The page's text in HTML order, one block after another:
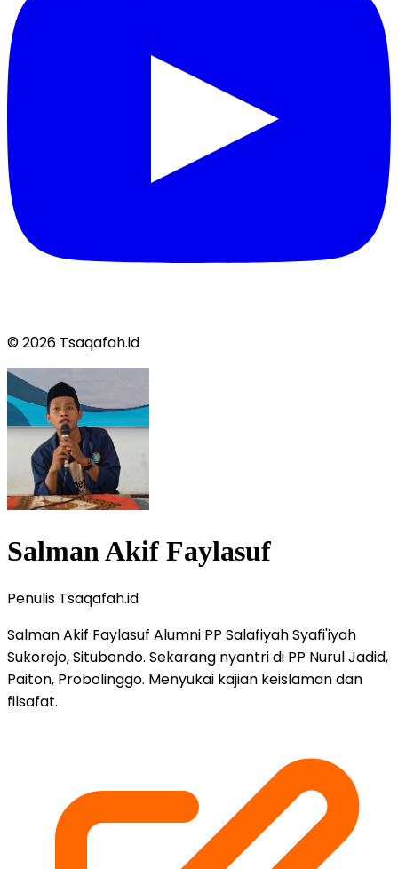
© 2026 Tsaqafah.id
Salman Akif Faylasuf
Penulis Tsaqafah.id
Salman Akif Faylasuf Alumni PP Salafiyah Syafi'iyah
Sukorejo, Situbondo. Sekarang nyantri di PP Nurul Jadid,
Paiton, Probolinggo. Menyukai kajian keislaman dan
filsafat.